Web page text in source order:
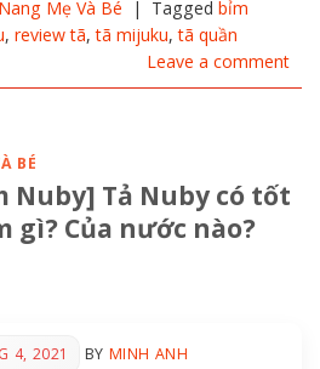
Mẹ Và Bé | Tagged bỉm
, review tã,tã mijuku,tã quần
Leave a comment
BÉ
Nuby] Tả Nuby có tốt
gì? Của nước nào?
4, 2021 BY MINH ANH